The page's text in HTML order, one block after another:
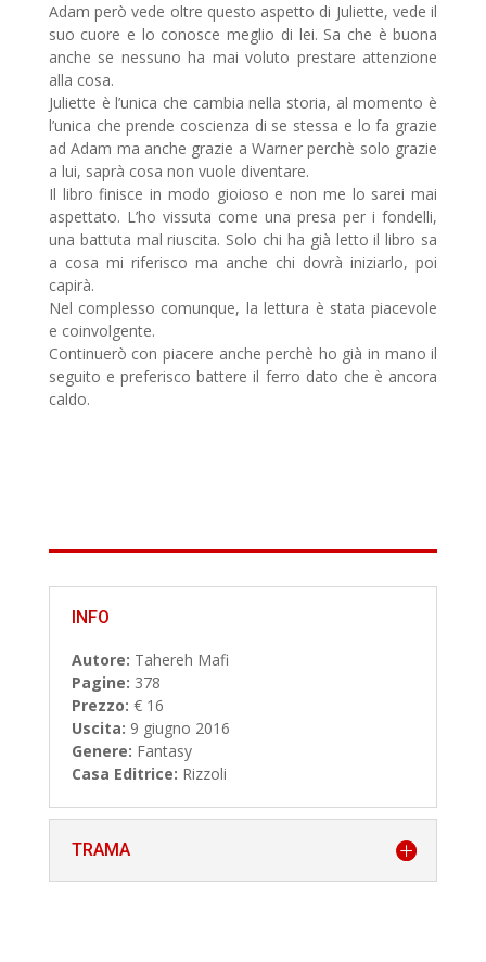
Adam però vede oltre questo aspetto di Juliette, vede il
suo cuore e lo conosce meglio di lei. Sa che è buona
anche se nessuno ha mai voluto prestare attenzione
alla cosa.
Juliette è l’unica che cambia nella storia, al momento è
l’unica che prende coscienza di se stessa e lo fa grazie
ad Adam ma anche grazie a Warner perchè solo grazie
a lui, saprà cosa non vuole diventare.
Il libro finisce in modo gioioso e non me lo sarei mai
aspettato. L’ho vissuta come una presa per i fondelli,
una battuta mal riuscita. Solo chi ha già letto il libro sa
a cosa mi riferisco ma anche chi dovrà iniziarlo, poi
capirà.
Nel complesso comunque, la lettura è stata piacevole
e coinvolgente.
Continuerò con piacere anche perchè ho già in mano il
seguito e preferisco battere il ferro dato che è ancora
caldo.
INFO
Autore: Tahereh Mafi
Pagine: 378
Prezzo: € 16
Uscita: 9 giugno 2016
Genere: Fantasy
Casa Editrice: Rizzoli
TRAMA